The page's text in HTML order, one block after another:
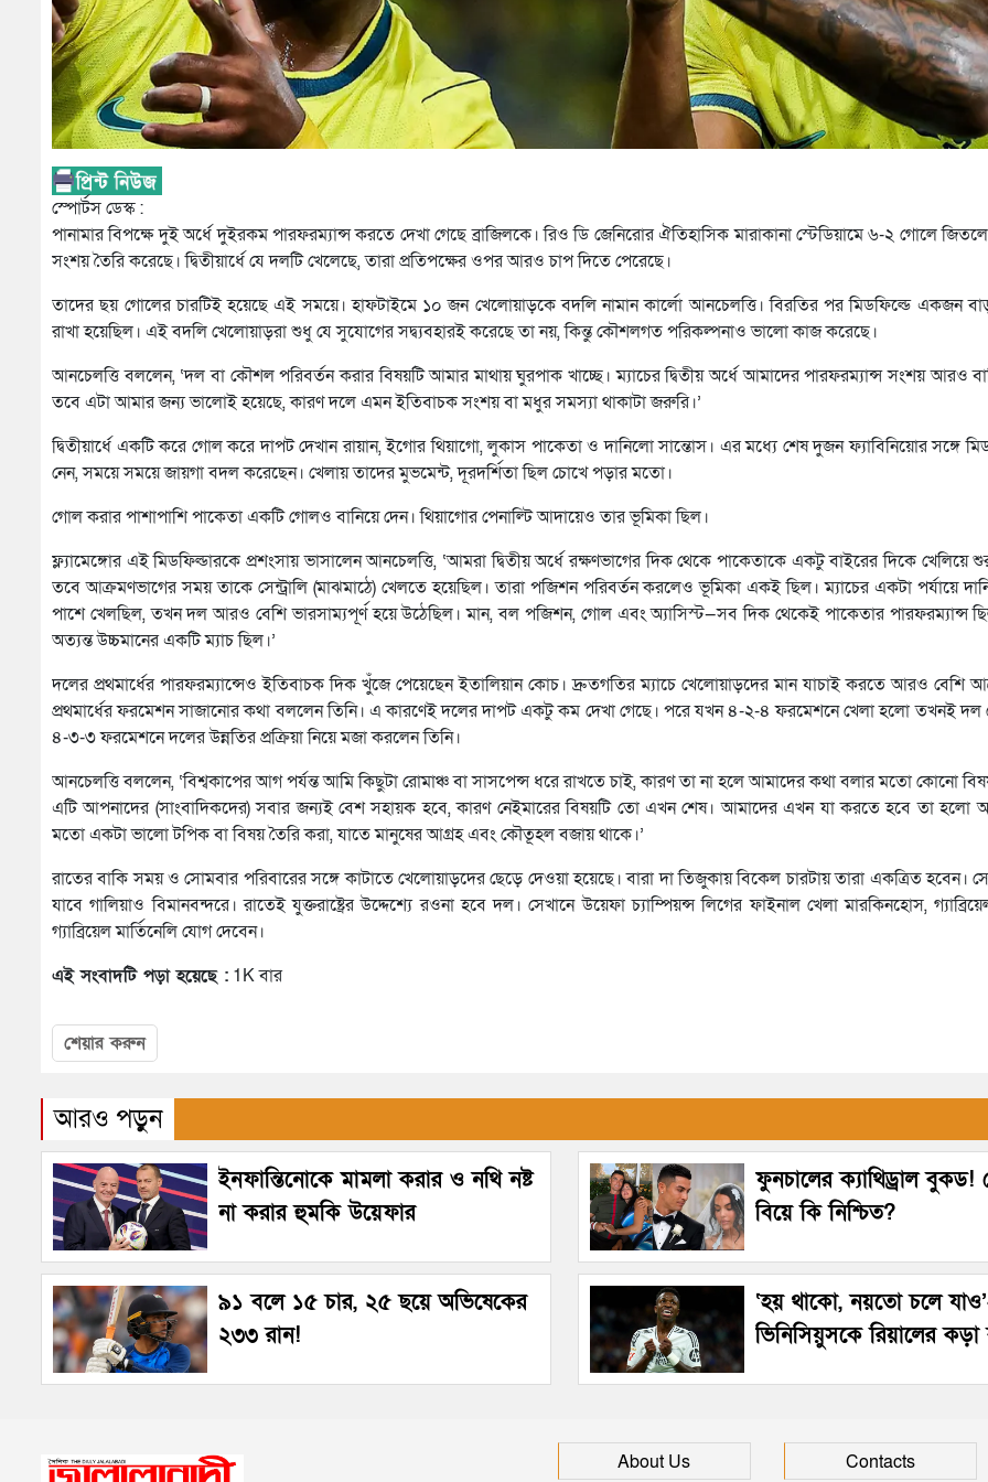
স্পোর্টস ডেস্ক :
পানামার বিপক্ষে দুই অর্ধে দুইরকম পারফরম্যান্স করতে দেখা গেছে ব্রাজিলকে। রিও ডি জেনিরোর ঐতিহাসিক মারাকানা স্টেডিয়ামে ৬-২ গোলে
সংশয় তৈরি করেছে। দ্বিতীয়ার্ধে যে দলটি খেলেছে, তারা প্রতিপক্ষের ওপর আরও চাপ দিতে পেরেছে।
তাদের ছয় গোলের চারটিই হয়েছে এই সময়ে। হাফটাইমে ১০ জন খেলোয়াড়কে বদলি নামান কার্লো আনচেলত্তি। বিরতির পর মিডফিল্ডে একজন
রাখা হয়েছিল। এই বদলি খেলোয়াড়রা শুধু যে সুযোগের সদ্ব্যবহারই করেছে তা নয়, কিন্তু কৌশলগত পরিকল্পনাও ভালো কাজ করেছে।
আনচেলত্তি বললেন, ‘দল বা কৌশল পরিবর্তন করার বিষয়টি আমার মাথায় ঘুরপাক খাচ্ছে। ম্যাচের দ্বিতীয় অর্ধে আমাদের পারফরম্যান্স সংশয় আরও
তবে এটা আমার জন্য ভালোই হয়েছে, কারণ দলে এমন ইতিবাচক সংশয় বা মধুর সমস্যা থাকাটা জরুরি।’
দ্বিতীয়ার্ধে একটি করে গোল করে দাপট দেখান রায়ান, ইগোর থিয়াগো, লুকাস পাকেতা ও দানিলো সান্তোস। এর মধ্যে শেষ দুজন ফ্যাবিনিয়োর সঙ্গে
নেন, সময়ে সময়ে জায়গা বদল করেছেন। খেলায় তাদের মুভমেন্ট, দূরদর্শিতা ছিল চোখে পড়ার মতো।
গোল করার পাশাপাশি পাকেতা একটি গোলও বানিয়ে দেন। থিয়াগোর পেনাল্টি আদায়েও তার ভূমিকা ছিল।
ফ্ল্যামেঙ্গোর এই মিডফিল্ডারকে প্রশংসায় ভাসালেন আনচেলত্তি, ‘আমরা দ্বিতীয় অর্ধে রক্ষণভাগের দিক থেকে পাকেতাকে একটু বাইরের দিকে খেলিয়ে
তবে আক্রমণভাগের সময় তাকে সেন্ট্রালি (মাঝমাঠে) খেলতে হয়েছিল। তারা পজিশন পরিবর্তন করলেও ভূমিকা একই ছিল। ম্যাচের একটা পর্যায়ে
পাশে খেলছিল, তখন দল আরও বেশি ভারসাম্যপূর্ণ হয়ে উঠেছিল। মান, বল পজিশন, গোল এবং অ্যাসিস্ট—সব দিক থেকেই পাকেতার পারফরম্যান্স ছিল
অত্যন্ত উচ্চমানের একটি ম্যাচ ছিল।’
দলের প্রথমার্ধের পারফরম্যান্সেও ইতিবাচক দিক খুঁজে পেয়েছেন ইতালিয়ান কোচ। দ্রুতগতির ম্যাচে খেলোয়াড়দের মান যাচাই করতে আরও বেশি
প্রথমার্ধের ফরমেশন সাজানোর কথা বললেন তিনি। এ কারণেই দলের দাপট একটু কম দেখা গেছে। পরে যখন ৪-২-৪ ফরমেশনে খেলা হলো তখনই দল
৪-৩-৩ ফরমেশনে দলের উন্নতির প্রক্রিয়া নিয়ে মজা করলেন তিনি।
আনচেলত্তি বললেন, ‘বিশ্বকাপের আগ পর্যন্ত আমি কিছুটা রোমাঞ্চ বা সাসপেন্স ধরে রাখতে চাই, কারণ তা না হলে আমাদের কথা বলার মতো কোনো
এটি আপনাদের (সাংবাদিকদের) সবার জন্যই বেশ সহায়ক হবে, কারণ নেইমারের বিষয়টি তো এখন শেষ। আমাদের এখন যা করতে হবে তা হলো
মতো একটা ভালো টপিক বা বিষয় তৈরি করা, যাতে মানুষের আগ্রহ এবং কৌতূহল বজায় থাকে।’
রাতের বাকি সময় ও সোমবার পরিবারের সঙ্গে কাটাতে খেলোয়াড়দের ছেড়ে দেওয়া হয়েছে। বারা দা তিজুকায় বিকেল চারটায় তারা একত্রিত হবেন।
যাবে গালিয়াও বিমানবন্দরে। রাতেই যুক্তরাষ্ট্রের উদ্দেশ্যে রওনা হবে দল। সেখানে উয়েফা চ্যাম্পিয়ন্স লিগের ফাইনাল খেলা মারকিনহোস,
গ্যাব্রিয়েল মার্তিনেলি যোগ দেবেন।
এই সংবাদটি পড়া হয়েছে : 1K বার
শেয়ার করুন
আরও পড়ুন
ইনফান্তিনোকে মামলা করার ও নথি নষ্ট
না করার হুমকি উয়েফার
ফুনচালের ক্যাথিড্রাল
বিয়ে কি নিশ্চিত?
৯১ বলে ১৫ চার, ২৫ ছয়ে অভিষেকের
২৩৩ রান!
‘হয় থাকো, নয়তো চলে
ভিনিসিয়ুসকে রিয়ালের কড়া
About Us Contacts